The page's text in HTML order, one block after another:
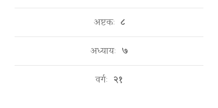
अष्टकः ८
अध्यायः ७
वर्गः २१